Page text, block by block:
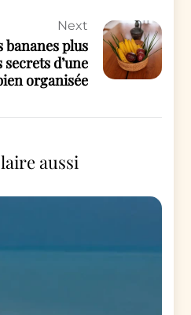
Next
bananes plus
d’une
organisée
aussi